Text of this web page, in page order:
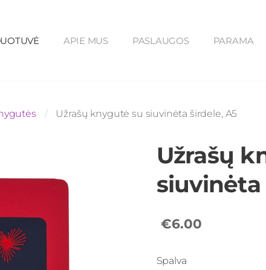
APIE MUS PASLAUGOS PARAMA
Užrašų knygutė su siuvinėta širdele, A5
Užrašų
siuvinėta
€6.00
Spalva